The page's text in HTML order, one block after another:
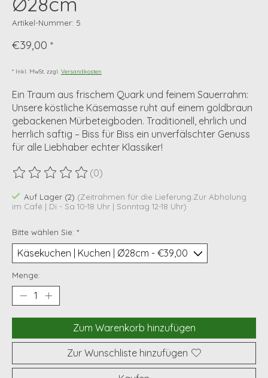
Artikel-Nummer: 5
€39,00 *
* Inkl. MwSt. zzgl. Versandkosten
Ein Traum aus frischem Quark und feinem Sauerrahm:
Unsere köstliche Käsemasse ruht auf einem goldbraun
gebackenen Mürbeteigboden. Traditionell, ehrlich und
herrlich saftig – Biss für Biss ein unverfälschter Genuss
für alle Liebhaber echter Klassiker!
Die Bewertung dieses Produkts ist
(0)
Auf Lager (2) (Zeitrahmen für die Lieferung:Zur Abholung
im Café | Di - Sa 10-18 Uhr | Sonntag 12-18 Uhr)
Bitte wählen Sie: *
Menge:
Zum Warenkorb hinzufügen
Zur Wunschliste hinzufügen